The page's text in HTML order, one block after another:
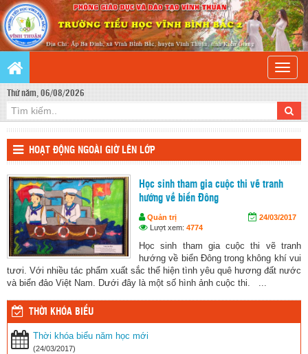
Toggle
Thứ năm, 06/08/2026
HOẠT ĐỘNG NGOÀI GIỜ LÊN LỚP
Học sinh tham gia cuộc thi vẽ tranh
hướng về biển Đông
Quản trị
24/03/2017
Lượt xem: 4774
Học sinh tham gia cuộc thi vẽ tranh
hướng về biển Đông trong không khí vui
tươi. Với nhiều tác phẩm xuất sắc thể hiện tình yêu quê hương đất nước
và biển đảo Việt Nam. Dưới đây là một số hình ảnh cuộc thi. ...
THỜI KHÓA BIỂU
Thời khóa biểu năm học mới
(24/03/2017)